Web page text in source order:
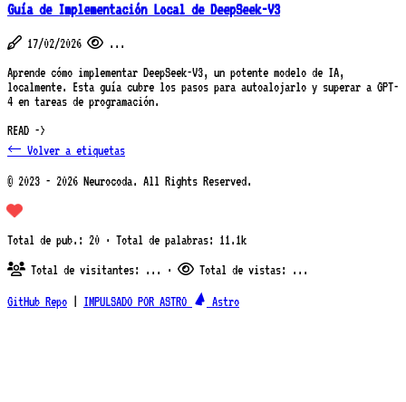
Guía de Implementación Local de DeepSeek-V3
17/02/2026
...
Aprende cómo implementar DeepSeek-V3, un potente modelo de IA,
localmente. Esta guía cubre los pasos para autoalojarlo y superar a GPT-
4 en tareas de programación.
READ ->
← Volver a etiquetas
© 2023 - 2026 Neurocoda. All Rights Reserved.
Total de pub.: 20 · Total de palabras: 11.1k
Total de visitantes: ... · Total de vistas: ...
GitHub Repo IMPULSADO POR ASTRO Astro